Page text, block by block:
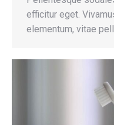
efficitur eget.
elementum, vitae